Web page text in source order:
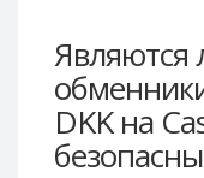
Являются
DKK на
PaySera EUR
PaySera PLN
AliPay CNY
UnionPay CNY